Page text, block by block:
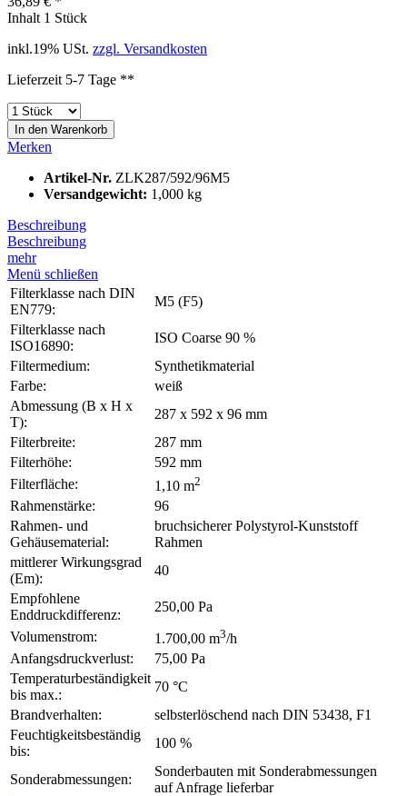
Inhalt 1 Stück
inkl.19% USt. zzgl. Versandkosten
Lieferzeit 5-7 Tage **
In den Warenkorb
Merken
Artikel-Nr. ZLK287/592/96M5
Versandgewicht: 1,000 kg
Beschreibung
Beschreibung
mehr
Menü schließen
Filterklasse nach DIN
EN779:
M5 (F5)
Filterklasse nach
ISO16890:
ISO Coarse 90 %
Filtermedium:
Synthetikmaterial
Farbe:
weiß
Abmessung (B x H x
T):
287 x 592 x 96 mm
Filterbreite:
287 mm
Filterhöhe:
592 mm
Filterfläche:
1,10 m2
Rahmenstärke:
96
Rahmen- und
Gehäusematerial:
bruchsicherer Polystyrol-Kunststoff
Rahmen
mittlerer Wirkungsgrad
(Em):
40
Empfohlene
Enddruckdifferenz:
250,00 Pa
Volumenstrom:
1.700,00 m3/h
Anfangsdruckverlust:
75,00 Pa
Temperaturbeständigkeit
bis max.:
70 °C
Brandverhalten:
selbsterlöschend nach DIN 53438, F1
Feuchtigkeitsbeständig
bis:
100 %
Sonderabmessungen:
Sonderbauten mit Sonderabmessungen
auf Anfrage lieferbar